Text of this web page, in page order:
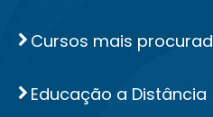
Cursos mais
Educação a Distância